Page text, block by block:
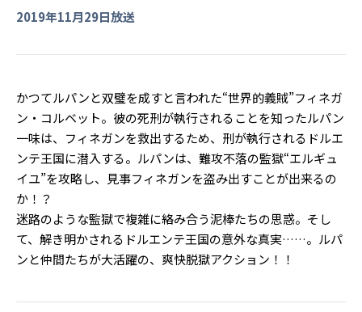
2019年11月29日放送
かつてルパンと双璧を成すと言われた“世界的義賊”――フィネガ
ン・コルベット。彼の死刑が執行されることを知ったルパン
一味は、フィネガンを救出するため、刑が執行されるドルエ
ンテ王国に潜入する。ルパンは、難攻不落の監獄“エルギュ
イユ”を攻略し、見事フィネガンを盗み出すことが出来るの
か！？
迷路のような監獄で複雑に絡み合う泥棒たちの思惑。そし
て、解き明かされるドルエンテ王国の意外な真実……。ルパ
ンと仲間たちが大活躍の、爽快脱獄アクション！！